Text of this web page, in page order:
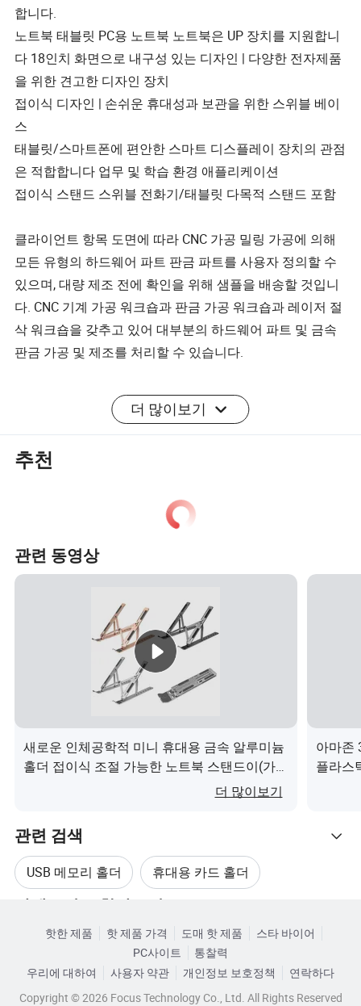
합니다.
노트북 태블릿 PC용 노트북 노트북은 UP 장치를 지원합니
다 18인치 화면으로 내구성 있는 디자인 | 다양한 전자제품
을 위한 견고한 디자인 장치
접이식 디자인 | 손쉬운 휴대성과 보관을 위한 스위블 베이
스
태블릿/스마트폰에 편안한 스마트 디스플레이 장치의 관점
은 적합합니다 업무 및 학습 환경 애플리케이션
접이식 스탠드 스위블 전화기/태블릿 다목적 스탠드 포함
클라이언트 항목 도면에 따라 CNC 가공 밀링 가공에 의해
모든 유형의 하드웨어 파트 판금 파트를 사용자 정의할 수
있으며, 대량 제조 전에 확인을 위해 샘플을 배송할 것입니
다. CNC 기계 가공 워크숍과 판금 가공 워크숍과 레이저 절
삭 워크숍을 갖추고 있어 대부분의 하드웨어 파트 및 금속
판금 가공 및 제조를 처리할 수 있습니다.
제품 이름
10"-18" 노트북
포장 수량
12개/상자
상자 크기
16kg/상자
실버/블랙
서비스 정보:
소량 주문
리드 타임
3-7일(생산 주문 목록이 너무 길지 않은 경
우)
리드 타임
15-25일(새 모델 및 테스트 샘플을 만들어
야 하는 경우)
더 많이보기
추천
관련 동영상
새로운 인체공학적 미니 휴대용 금속 알루미늄
홀더 접이식 조절 가능한 노트북 스탠드이(가)
더 많이보기
아마존
플라스
관련 검색
USB 메모리 홀더 휴대용 카드 홀더
휴대폰 거치대 블루투스 스피커
핫한 제품 핫 제품 가격 도매 핫 제품
스타 바이어
PC사이트
통찰력
우리에 대하여
사용자 약관 개인정보 보호정책
연락하다
Copyright © 2026 Focus Technology Co., Ltd. All Rights Reserved